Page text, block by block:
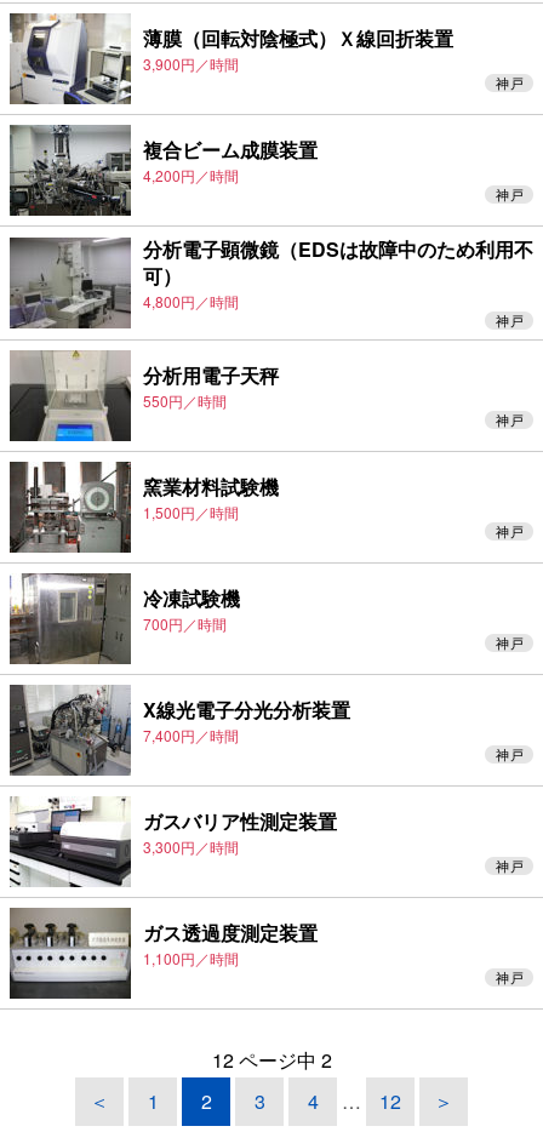
薄膜（回転対陰極式）Ｘ線回折装置
3,900円／時間
神戸
複合ビーム成膜装置
4,200円／時間
神戸
分析電子顕微鏡（EDSは故障中のため利用不
可）
4,800円／時間
神戸
分析用電子天秤
550円／時間
神戸
窯業材料試験機
1,500円／時間
神戸
冷凍試験機
700円／時間
神戸
X線光電子分光分析装置
7,400円／時間
神戸
ガスバリア性測定装置
3,300円／時間
神戸
ガス透過度測定装置
1,100円／時間
神戸
12 ページ中 2
＜
1 2 3 4 … 12 ＞